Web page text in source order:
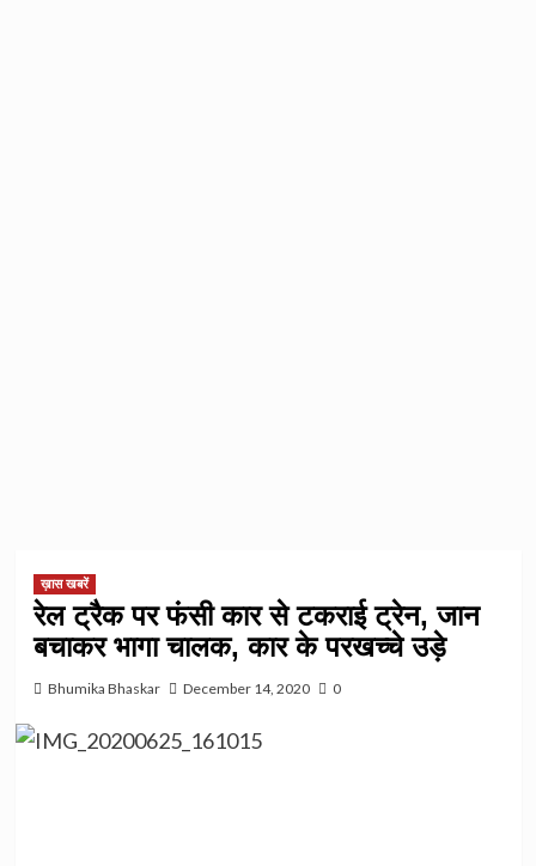
ख़ास खबरें
रेल ट्रैक पर फंसी कार से टकराई ट्रेन, जान
बचाकर भागा चालक, कार के परखच्चे उड़े
Bhumika Bhaskar December 14, 2020 0